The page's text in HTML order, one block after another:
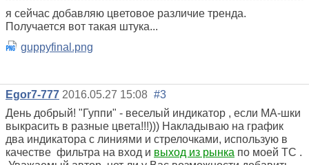
я сейчас добавляю цветовое различие тренда.
Получается вот такая штука...
guppyfinal.png
Egor7-777 2016.05.27 15:08 #3
День добрый! "Гуппи" - веселый индикатор , если МА-шки
выкрасить в разные цвета!!!))) Накладываю на график
два индикатора с линиями и стрелочками, использую в
качестве фильтра на вход и выход из рынка по моей ТС .